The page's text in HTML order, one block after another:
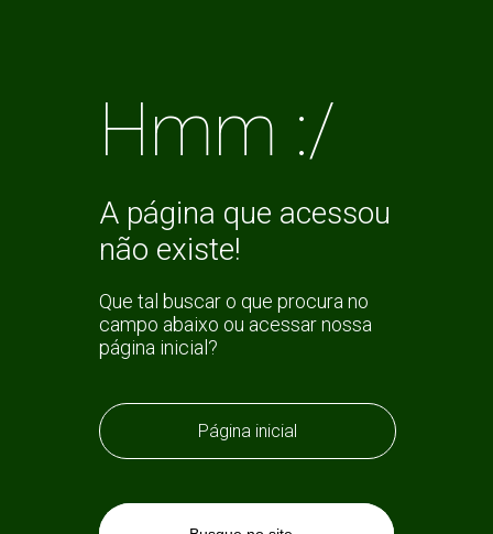
Hmm :/
A página que acessou
não existe!
Que tal buscar o que procura no
campo abaixo ou acessar nossa
página inicial?
Página inicial